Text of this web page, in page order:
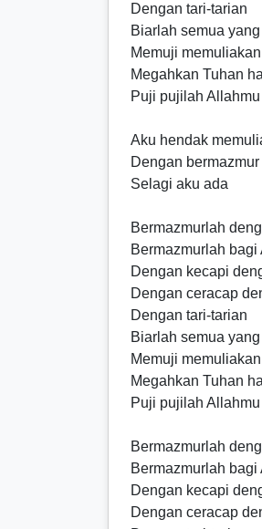
Dengan tari-tarian
Biarlah semua
Memuji
Megahkan Tuhan
Puji pujilah
Aku hendak
Dengan
Selagi aku ada
Bermazmurlah
Bermazmurlah bagi
Dengan kecapi
Dengan ceracap
Dengan tari-tarian
Biarlah semua
Memuji
Megahkan Tuhan
Puji pujilah
Bermazmurlah
Bermazmurlah bagi
Dengan kecapi
Dengan ceracap